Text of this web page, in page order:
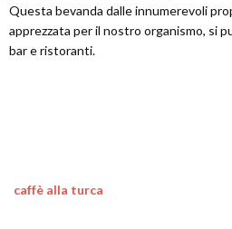
Questa bevanda dalle innumerevoli
apprezzata per il nostro organismo, si
bar e ristoranti.
caffè alla turca